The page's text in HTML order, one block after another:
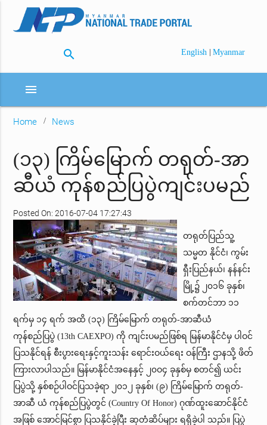
search English | Myanmar
menu
Home News
(၁၃) ကြိမ်မြောက် တရုတ်-အာ
ဆီယံ ကုန်စည်ပြပွဲကျင်းပမည်
Posted On: 2016-07-04 17:27:43
တရုတ်ပြည်သူ့
သမ္မတ နိုင်ငံ၊ ကွမ်း
ရှီးပြည်နယ်၊ နန်နင်း
မြို့၌ ၂၀၁၆ ခုနှစ်၊
စက်တင်ဘာ ၁၁
ရက်မှ ၁၄ ရက် အထိ (၁၃) ကြိမ်မြောက် တရုတ်-အာဆီယံ
ကုန်စည်ပြပွဲ (13th CAEXPO) ကို ကျင်းပမည်ဖြစ်ရ မြန်မာနိုင်ငံမှ ပါဝင်
ပြသနိုင်ရန် စီးပွားရေးနှင့်ကူးသန်း ရောင်းဝယ်ရေး ဝန်ကြီး ဌာနသို့ ဖိတ်
ကြားလာပါသည်။ မြန်မာနိုင်ငံအနေနှင့် ၂၀ဝ၄ ခုနှစ်မှ စတင်၍ ယင်း
ပြပွဲသို့ နှစ်စဉ်ပါဝင်ပြသခဲ့ရာ ၂၀၁၂ ခုနှစ်၊ (၉) ကြိမ်မြောက် တရုတ်-
အာဆီ ယံ ကုန်စည်ပြပွဲတွင် (Country Of Honor) ဂုဏ်ထူးဆောင်နိုင်ငံ
အဖြစ် အောင်မြင်စွာ ပြသနိုင်ခဲ့ပြီး ဆုတံဆိပ်များ ရရှိခဲ့ပါ သည်။ ပြပွဲ